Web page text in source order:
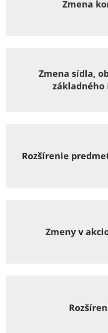
Zmena
Zmena sídla,
základného
Rozšírenie
Zmeny v